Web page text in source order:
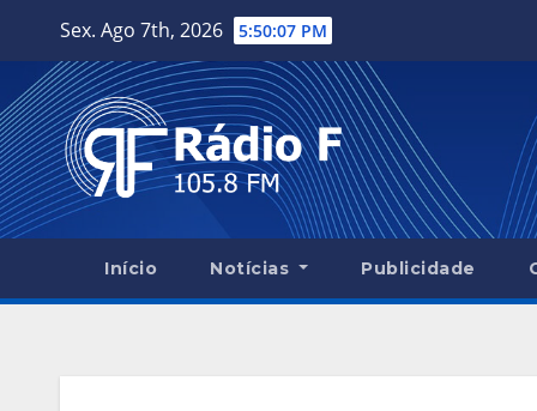
content
Sex. Ago 7th, 2026 5:50:08 PM
Início Notícias Publicidade